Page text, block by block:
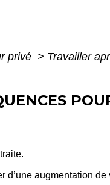
privé > Travailler
d’une augmentation